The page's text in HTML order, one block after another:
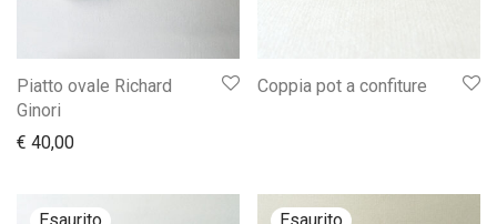
Piatto ovale Richard
Ginori
€ 40,00
Coppia pot a confiture